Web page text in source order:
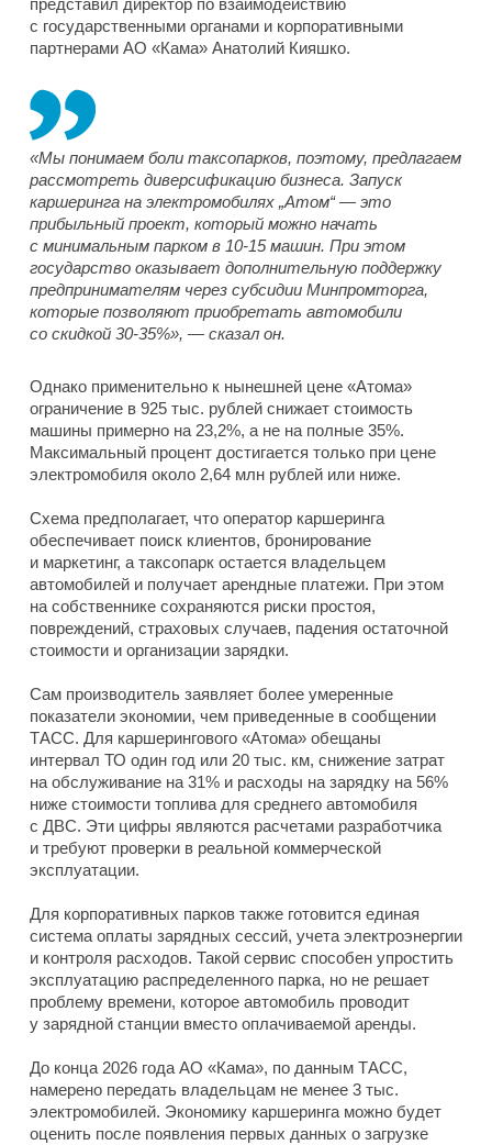
с государственными органами и корпоративными
партнерами АО «Кама» Анатолий Кияшко.
«Мы понимаем боли таксопарков, поэтому, предлагаем
рассмотреть диверсификацию бизнеса. Запуск
каршеринга на электромобилях „Атом“ — это
прибыльный проект, который можно начать
с минимальным парком в 10-15 машин. При этом
государство оказывает дополнительную поддержку
предпринимателям через субсидии Минпромторга,
которые позволяют приобретать автомобили
со скидкой 30-35%», — сказал он.
Однако применительно к нынешней цене «Атома»
ограничение в 925 тыс. рублей снижает стоимость
машины примерно на 23,2%, а не на полные 35%.
Максимальный процент достигается только при цене
электромобиля около 2,64 млн рублей или ниже.
Схема предполагает, что оператор каршеринга
обеспечивает поиск клиентов, бронирование
и маркетинг, а таксопарк остается владельцем
автомобилей и получает арендные платежи. При этом
на собственнике сохраняются риски простоя,
повреждений, страховых случаев, падения остаточной
стоимости и организации зарядки.
Сам производитель заявляет более умеренные
показатели экономии, чем приведенные в сообщении
ТАСС. Для каршерингового «Атома» обещаны
интервал ТО один год или 20 тыс. км, снижение затрат
на обслуживание на 31% и расходы на зарядку на 56%
ниже стоимости топлива для среднего автомобиля
с ДВС. Эти цифры являются расчетами разработчика
и требуют проверки в реальной коммерческой
эксплуатации.
Для корпоративных парков также готовится единая
система оплаты зарядных сессий, учета электроэнергии
и контроля расходов. Такой сервис способен упростить
эксплуатацию распределенного парка, но не решает
проблему времени, которое автомобиль проводит
у зарядной станции вместо оплачиваемой аренды.
До конца 2026 года АО «Кама», по данным ТАСС,
намерено передать владельцам не менее 3 тыс.
электромобилей. Экономику каршеринга можно будет
оценить после появления первых данных о загрузке